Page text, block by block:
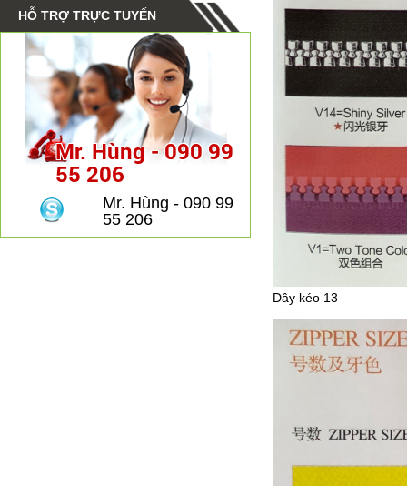
HỖ TRỢ TRỰC TUYẾN
Mr. Hùng - 090 99
55 206
Mr. Hùng - 090 99
55 206
Dây kéo 13